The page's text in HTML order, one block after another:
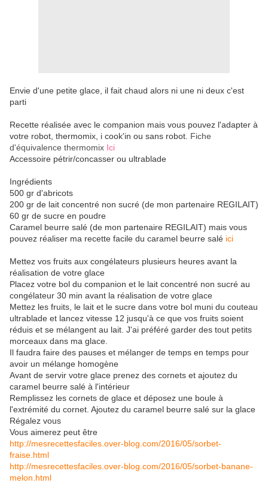
Envie d'une petite glace, il fait chaud alors ni une ni deux c'est
parti
Recette réalisée avec le companion mais vous pouvez l'adapter à
votre robot, thermomix, i cook'in ou sans robot. Fiche
d'équivalence thermomix Ici
Accessoire pétrir/concasser ou ultrablade
Ingrédients
500 gr d'abricots
200 gr de lait concentré non sucré (de mon partenaire REGILAIT)
60 gr de sucre en poudre
Caramel beurre salé (de mon partenaire REGILAIT) mais vous
pouvez réaliser ma recette facile du caramel beurre salé ici
Mettez vos fruits aux congélateurs plusieurs heures avant la
réalisation de votre glace
Placez votre bol du companion et le lait concentré non sucré au
congélateur 30 min avant la réalisation de votre glace
Mettez les fruits, le lait et le sucre dans votre bol muni du couteau
ultrablade et lancez vitesse 12 jusqu'à ce que vos fruits soient
réduis et se mélangent au lait. J'ai préféré garder des tout petits
morceaux dans ma glace.
Il faudra faire des pauses et mélanger de temps en temps pour
avoir un mélange homogène
Avant de servir votre glace prenez des cornets et ajoutez du
caramel beurre salé à l'intérieur
Remplissez les cornets de glace et déposez une boule à
l'extrémité du cornet. Ajoutez du caramel beurre salé sur la glace
Régalez vous
Vous aimerez peut être
http://mesrecettesfaciles.over-blog.com/2016/05/sorbet-
fraise.html
http://mesrecettesfaciles.over-blog.com/2016/05/sorbet-banane-
melon.html